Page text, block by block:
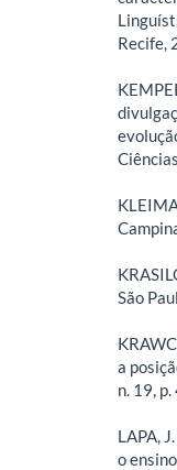
Recife,
São
a
n. 19,
LAPA,
o